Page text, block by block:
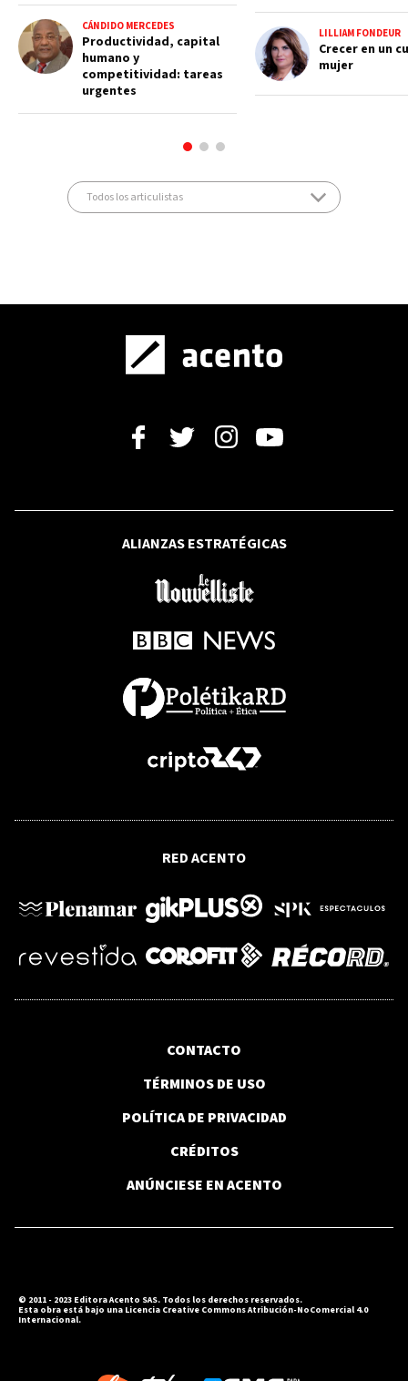
CÁNDIDO MERCEDES
Productividad, capital
humano y
competitividad: tareas
urgentes
LILLIAM FONDEUR
Crecer en un
mujer
ALIANZAS ESTRATÉGICAS
RED ACENTO
CONTACTO
TÉRMINOS DE USO
POLÍTICA DE PRIVACIDAD
CRÉDITOS
ANÚNCIESE EN ACENTO
© 2011 - 2023 Editora Acento SAS. Todos los derechos reservados.
Esta obra está bajo una Licencia Creative Commons Atribución-NoComercial 4.0
Internacional.